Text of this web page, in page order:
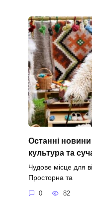
Останні новини
культура та
Чудове місце для
Просторна та
0 82